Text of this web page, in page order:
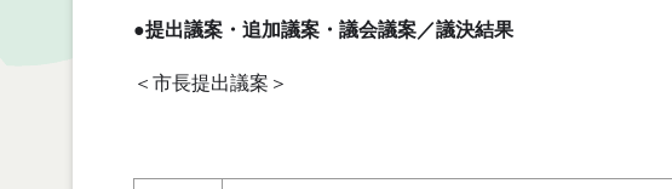
●提出議案・追加議案・議会議案／議決結果
＜市長提出議案＞